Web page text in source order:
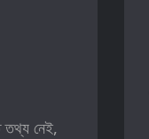
তথ্য নেই,